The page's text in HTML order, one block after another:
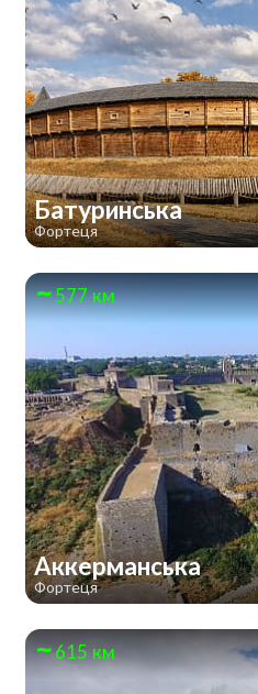
Батуринська
Фортеця
577 км
Аккерманська
Фортеця
615 км